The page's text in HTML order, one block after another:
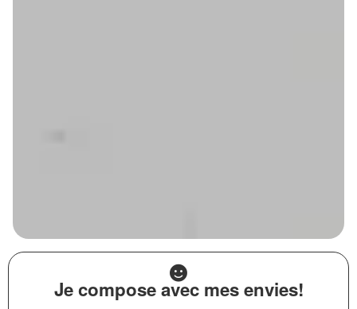
Je compose avec mes envies!